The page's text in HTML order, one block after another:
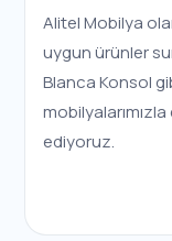
Alitel Mobilya
uygun ürünler
Blanca Konsol
ediyoruz.